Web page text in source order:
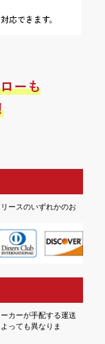
ースのいずれかのお
カーが手配する運送
っても異なりま